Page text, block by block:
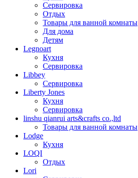
Сервировка
Отдых
Товары для ванной комнаты
Для дома
Детям
Legnoart
Кухня
Сервировка
Libbey
Сервировка
Liberty Jones
Кухня
Сервировка
linshu qianrui arts&crafts co.,ltd
Товары для ванной комнаты
Lodge
Кухня
LOQI
Отдых
Lori